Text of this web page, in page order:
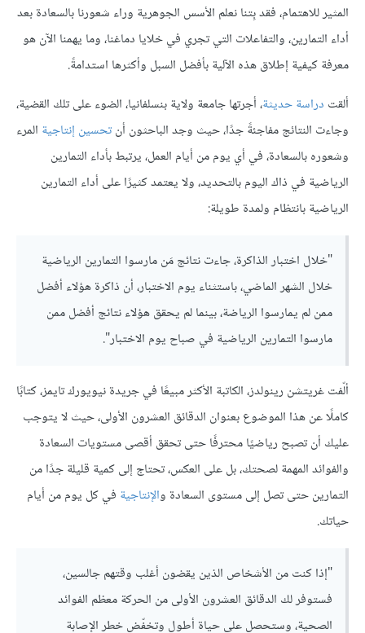
المثير للاهتمام، فقد بِتنا نعلم الأسس الجوهرية وراء شعورنا بالسعادة بعد
أداء التمارين، والتفاعلات التي تجري في خلايا دماغنا، وما يهمنا الآن هو
معرفة كيفية إطلاق هذه الآلية بأفضل السبل وأكثرها استدامةً.
ألقت دراسة حديثة، أجرتها جامعة ولاية بنسلفانيا، الضوء على تلك القضية،
وجاءت النتائج مفاجئةً جدًا، حيث وجد الباحثون أنتحسين إنتاجية المرء
وشعوره بالسعادة، في أي يوم من أيام العمل، يرتبط بأداء التمارين
الرياضية في ذاك اليوم بالتحديد، ولا يعتمد كثيرًا على أداء التمارين
الرياضية بانتظام ولمدة طويلة:
"خلال اختبار الذاكرة، جاءت نتائج مَن مارسوا التمارين الرياضية
خلال الشهر الماضي، باستثناء يوم الاختبار، أن ذاكرة هؤلاء أفضل
ممن لم يمارسوا الرياضة، بينما لم يحقق هؤلاء نتائج أفضل ممن
مارسوا التمارين الرياضية في صباح يوم الاختبار".
ألّفت غريتشن رينولدز، الكاتبة الأكثر مبيعًا في جريدة نيويورك تايمز، كتابًا
كاملًا عن هذا الموضوع بعنوان الدقائق العشرون الأولى، حيث لا يتوجب
عليك أن تصبح رياضيًا محترفًا حتى تحقق أقصى مستويات السعادة
والفوائد المهمة لصحتك، بل على العكس، تحتاج إلى كمية قليلة جدًا من
التمارين حتى تصل إلى مستوى السعادة والإنتاجية في كل يوم من أيام
حياتك.
"إذا كنت من الأشخاص الذين يقضون أغلب وقتهم جالسين،
فستوفر لك الدقائق العشرون الأولى من الحركة معظم الفوائد
الصحية، وستحصل على حياة أطول وتخفّض خطر الإصابة